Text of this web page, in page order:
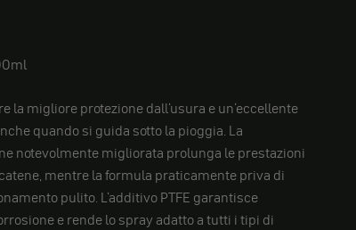
la migliore protezione dall'usura e un'eccellente
quando si guida sotto la pioggia. La
notevolmente migliorata prolunga le prestazioni
mentre la formula praticamente priva di
pulito. L'additivo PTFE garantisce
e rende lo spray adatto a tutti i tipi di